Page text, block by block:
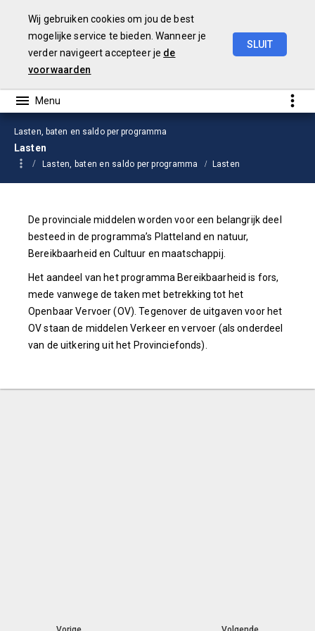
Wij gebruiken cookies om jou de best
mogelijke service te bieden. Wanneer je
verder navigeert accepteer je de
voorwaarden
SLUIT
Lasten, baten en saldo per programma
Lasten
Lasten, baten en saldo per programma Lasten
De provinciale middelen worden voor een belangrijk deel
besteed in de programma’s Platteland en natuur,
Bereikbaarheid en Cultuur en maatschappij.
Het aandeel van het programma Bereikbaarheid is fors,
mede vanwege de taken met betrekking tot het
Openbaar Vervoer (OV). Tegenover de uitgaven voor het
OV staan de middelen Verkeer en vervoer (als onderdeel
van de uitkering uit het Provinciefonds).